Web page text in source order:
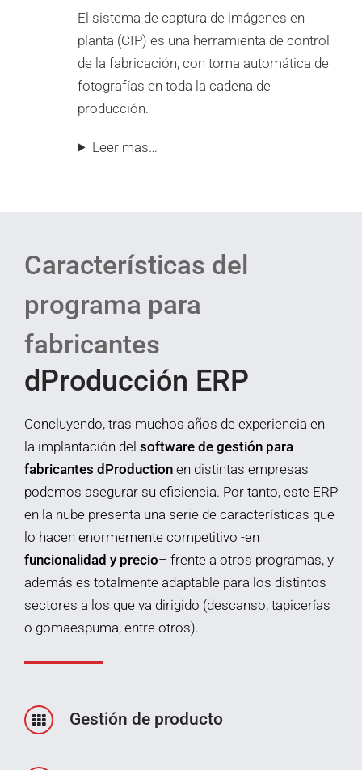
El sistema de captura de imágenes en
planta (CIP) es una herramienta de control
de la fabricación, con toma automática de
fotografías en toda la cadena de
producción.
Leer mas…
Características del
programa para
fabricantes
dProducción ERP
Concluyendo, tras muchos años de experiencia en
la implantación del software de gestión para
fabricantes dProduction en distintas empresas
podemos asegurar su eficiencia. Por tanto, este ERP
en la nube presenta una serie de características que
lo hacen enormemente competitivo -en
funcionalidad y precio– frente a otros programas, y
además es totalmente adaptable para los distintos
sectores a los que va dirigido (descanso, tapicerías
o gomaespuma, entre otros).
Gestión de producto